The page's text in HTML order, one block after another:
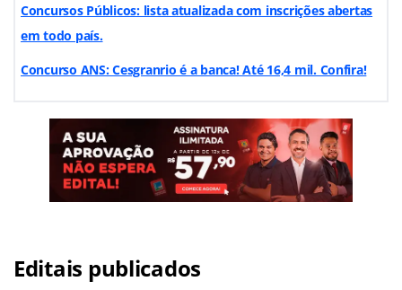
Concursos Públicos: lista atualizada com inscrições abertas
em todo país.
Concurso ANS: Cesgranrio é a banca! Até 16,4 mil. Confira!
Editais publicados